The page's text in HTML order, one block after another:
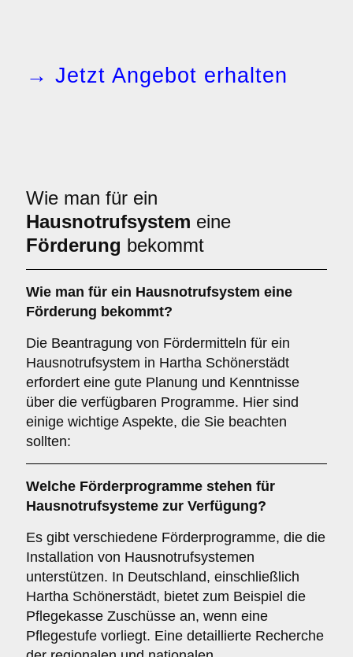
→ Jetzt Angebot erhalten
Wie man für ein
Hausnotrufsystem eine
Förderung bekommt
Wie man für ein Hausnotrufsystem eine
Förderung bekommt?
Die Beantragung von Fördermitteln für ein
Hausnotrufsystem in Hartha Schönerstädt
erfordert eine gute Planung und Kenntnisse
über die verfügbaren Programme. Hier sind
einige wichtige Aspekte, die Sie beachten
sollten:
Welche Förderprogramme stehen für
Hausnotrufsysteme zur Verfügung?
Es gibt verschiedene Förderprogramme, die die
Installation von Hausnotrufsystemen
unterstützen. In Deutschland, einschließlich
Hartha Schönerstädt, bietet zum Beispiel die
Pflegekasse Zuschüsse an, wenn eine
Pflegestufe vorliegt. Eine detaillierte Recherche